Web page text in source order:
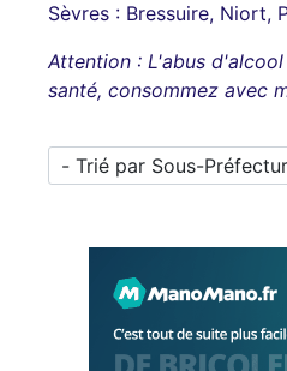
Sèvres : Bressuire, Niort,
Attention : L'abus
santé, consommez avec